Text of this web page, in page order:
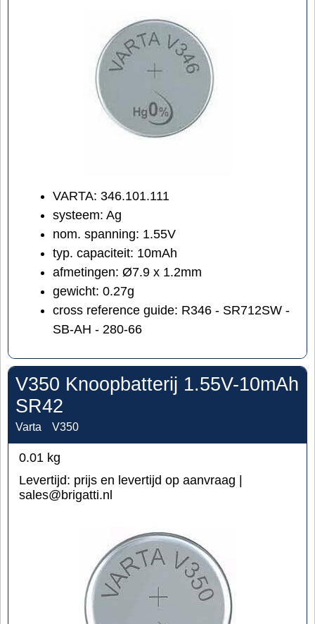
VARTA: 346.101.111
systeem: Ag
nom. spanning: 1.55V
typ. capaciteit: 10mAh
afmetingen: Ø7.9 x 1.2mm
gewicht: 0.27g
cross reference guide: R346 - SR712SW -
SB-AH - 280-66
V350 Knoopbatterij 1.55V-10mAh
SR42
Varta V350
0.01 kg
Levertijd: prijs en levertijd op aanvraag |
sales@brigatti.nl